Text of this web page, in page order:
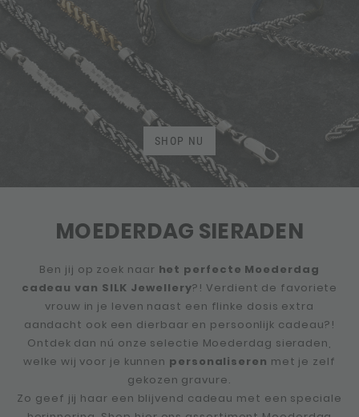
SHOP NU
MOEDERDAG SIERADEN
Ben jij op zoek naar het perfecte Moederdag
cadeau van SILK Jewellery?! Verdient de favoriete
vrouw in je leven naast een flinke dosis extra
aandacht ook een dierbaar en persoonlijk cadeau?!
Ontdek dan nú onze selectie Moederdag sieraden,
welke wij voor je kunnen personaliseren met je zelf
gekozen gravure.
Zo geef jij haar een blijvend cadeau met een speciale